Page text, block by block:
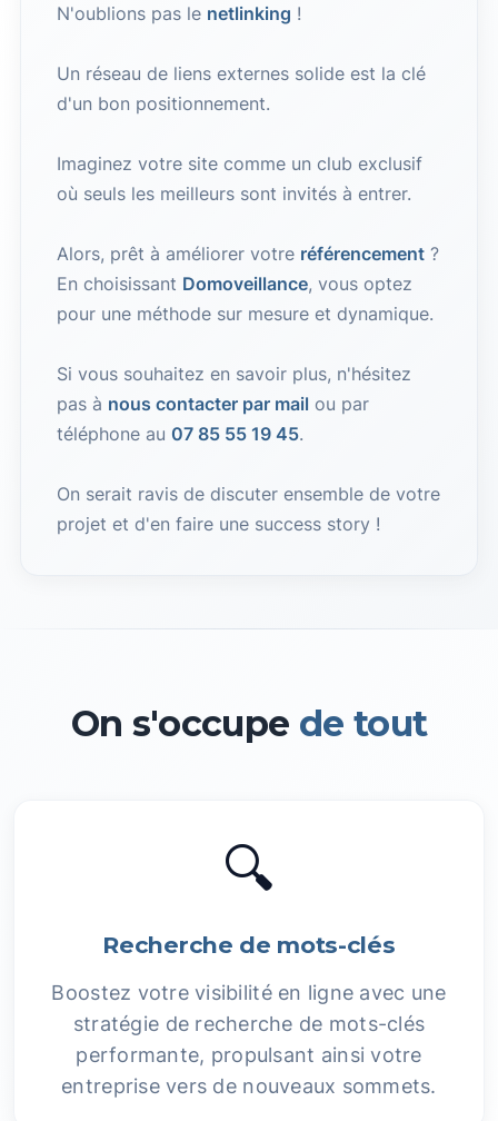
N'oublions pas le netlinking !
Un réseau de liens externes solide est la clé
d'un bon positionnement.
Imaginez votre site comme un club exclusif
où seuls les meilleurs sont invités à entrer.
Alors, prêt à améliorer votre référencement?
En choisissant Domoveillance, vous optez
pour une méthode sur mesure et dynamique.
Si vous souhaitez en savoir plus, n'hésitez
pas à nous contacter par mailou par
téléphone au 07 85 55 19 45.
On serait ravis de discuter ensemble de votre
projet et d'en faire une success story !
On s'occupe de tout
🔍
Recherche de mots-clés
Boostez votre visibilité en ligne avec une
stratégie de recherche de mots-clés
performante, propulsant ainsi votre
entreprise vers de nouveaux sommets.